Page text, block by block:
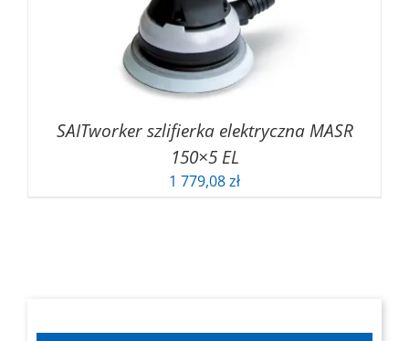
SAITworker szlifierka elektryczna MASR
150×5 EL
1 779,08zł